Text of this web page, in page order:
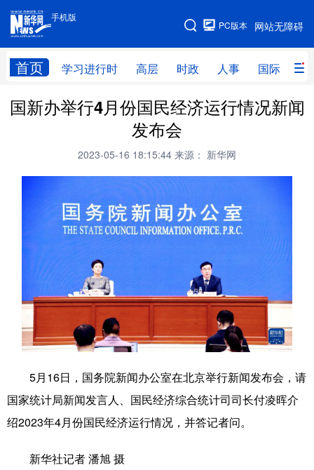
手机版
网站无障碍
PC版本
首页 学习进行时 高层 时政 人事 国际 财
手机版
网站地图
学习进行时 高层 时政 人事
全球连线
书画 健康
视频 政务
法律 中央文件 金融
食品 人居 数字经济
学术中国 乡村振兴 银龄 溯源中国
城市 旅游 能源 会展
彩票 娱乐 时尚 悦读
公益 一带一路 亚太网
文化产业
国新办举行4月份国民经济运行情况新闻
发布会
2023-05-16 18:15:44 来源： 新华网
5月16日，国务院新闻办公室在北京举行新闻发布会，请
国家统计局新闻发言人、国民经济综合统计司司长付凌晖介
绍2023年4月份国民经济运行情况，并答记者问。
新华社记者 潘旭 摄